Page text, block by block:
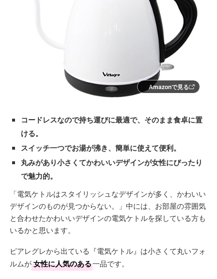
Amazonで見る
コードレスなので持ち運びに最適で、そのまま食卓に置
ける。
スイッチ一つでお湯が沸き、簡単に使えて便利。
丸みがあり小さくてかわいいデザインが女性にぴったり
で魅力的。
「電気ケトルはスタイリッシュなデザインが多く、かわいい
デザインのものが見つからない。」中には、お部屋の雰囲気
と合わせたかわいいデザインの電気ケトルを探している方も
いるかと思います。
ピアレグレから出ている『電気ケトル』は小さくて丸いフォ
ルムが女性に人気のある一品です。